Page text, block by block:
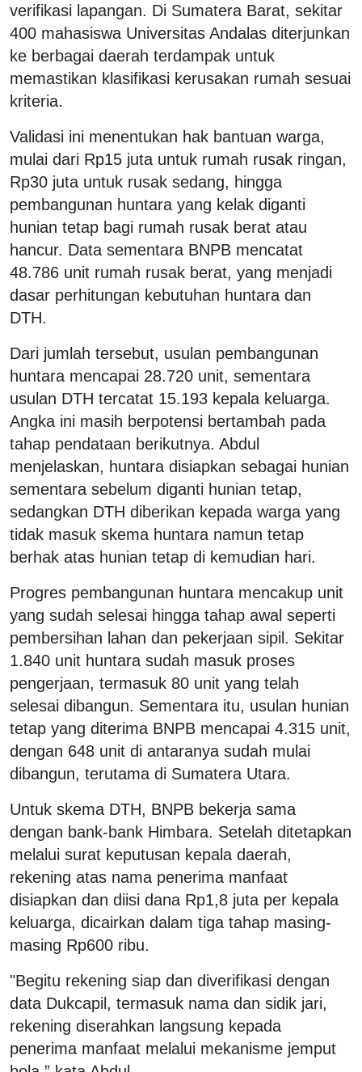
verifikasi lapangan. Di Sumatera Barat, sekitar
400 mahasiswa Universitas Andalas diterjunkan
ke berbagai daerah terdampak untuk
memastikan klasifikasi kerusakan rumah sesuai
kriteria.
Validasi ini menentukan hak bantuan warga,
mulai dari Rp15 juta untuk rumah rusak ringan,
Rp30 juta untuk rusak sedang, hingga
pembangunan huntara yang kelak diganti
hunian tetap bagi rumah rusak berat atau
hancur. Data sementara BNPB mencatat
48.786 unit rumah rusak berat, yang menjadi
dasar perhitungan kebutuhan huntara dan
DTH.
Dari jumlah tersebut, usulan pembangunan
huntara mencapai 28.720 unit, sementara
usulan DTH tercatat 15.193 kepala keluarga.
Angka ini masih berpotensi bertambah pada
tahap pendataan berikutnya. Abdul
menjelaskan, huntara disiapkan sebagai hunian
sementara sebelum diganti hunian tetap,
sedangkan DTH diberikan kepada warga yang
tidak masuk skema huntara namun tetap
berhak atas hunian tetap di kemudian hari.
Progres pembangunan huntara mencakup unit
yang sudah selesai hingga tahap awal seperti
pembersihan lahan dan pekerjaan sipil. Sekitar
1.840 unit huntara sudah masuk proses
pengerjaan, termasuk 80 unit yang telah
selesai dibangun. Sementara itu, usulan hunian
tetap yang diterima BNPB mencapai 4.315 unit,
dengan 648 unit di antaranya sudah mulai
dibangun, terutama di Sumatera Utara.
Untuk skema DTH, BNPB bekerja sama
dengan bank-bank Himbara. Setelah ditetapkan
melalui surat keputusan kepala daerah,
rekening atas nama penerima manfaat
disiapkan dan diisi dana Rp1,8 juta per kepala
keluarga, dicairkan dalam tiga tahap masing-
masing Rp600 ribu.
"Begitu rekening siap dan diverifikasi dengan
data Dukcapil, termasuk nama dan sidik jari,
rekening diserahkan langsung kepada
penerima manfaat melalui mekanisme jemput